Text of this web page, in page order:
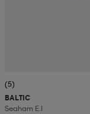
(5)
BALTIC
Seaham E.i